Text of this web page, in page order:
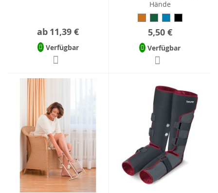
ab 11,39 €
Verfügbar
Hände
5,50 €
Verfügbar